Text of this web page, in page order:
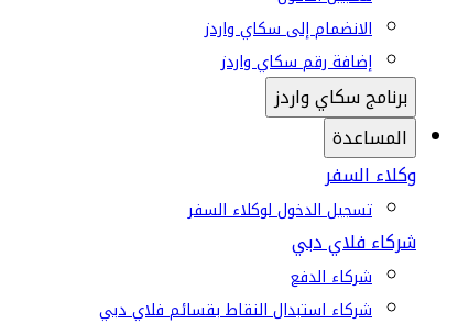
الانضمام إلى سكاي واردز
إضافة رقم سكاي واردز
برنامج سكاي واردز
المساعدة
وكلاء السفر
تسجيل الدخول لوكلاء السفر
شركاء فلاي دبي
شركاء الدفع
شركاء استبدال النقاط بقسائم فلاي دبي